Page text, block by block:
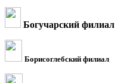
Богучарский филиал
Борисоглебский филиал